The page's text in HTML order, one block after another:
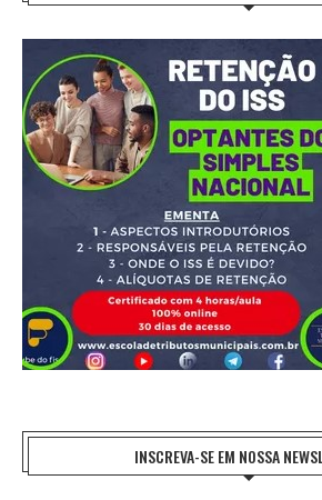
INSCREVA-SE EM NOSSA